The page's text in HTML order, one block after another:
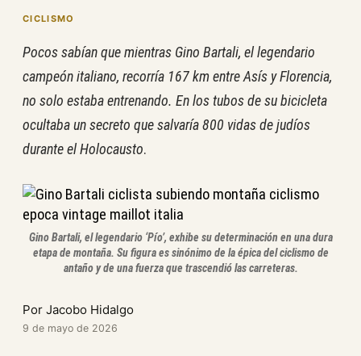
CICLISMO
Pocos sabían que mientras Gino Bartali, el legendario
campeón italiano, recorría 167 km entre Asís y Florencia,
no solo estaba entrenando. En los tubos de su bicicleta
ocultaba un secreto que salvaría 800 vidas de judíos
durante el Holocausto.
Gino Bartali, el legendario ‘Pío’, exhibe su determinación en una dura
etapa de montaña. Su figura es sinónimo de la épica del ciclismo de
antaño y de una fuerza que trascendió las carreteras.
Por Jacobo Hidalgo
9 de mayo de 2026